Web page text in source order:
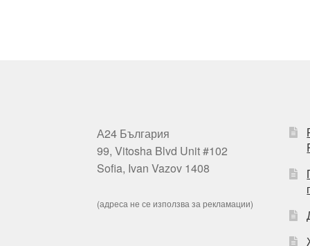
А24 България
99, Vitosha Blvd Unit #102
Sofia, Ivan Vazov 1408
(адреса не се използва за рекламации)